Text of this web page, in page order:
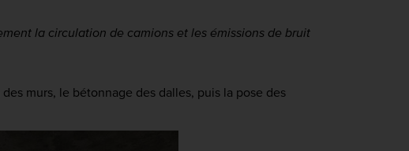
la circulation de camions et les émissions de bruit
murs, le bétonnage des dalles, puis la pose des